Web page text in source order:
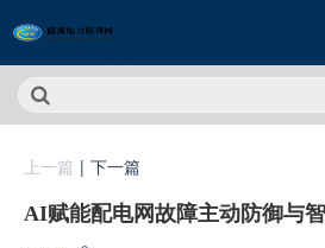
上一篇 | 下一篇
AI赋能配电网故障主动防御与